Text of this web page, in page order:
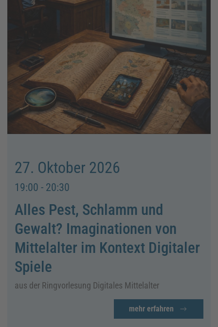
27. Oktober 2026
19:00 - 20:30
Alles Pest, Schlamm und
Gewalt? Imaginationen von
Mittelalter im Kontext Digitaler
Spiele
aus der Ringvorlesung Digitales Mittelalter
mehr erfahren